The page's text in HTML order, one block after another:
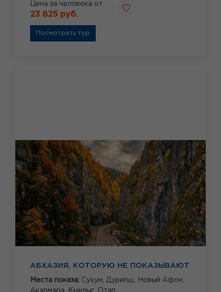
Цена за человека от
23 825 руб.
Посмотреть тур
АБХАЗИЯ, КОТОРУЮ НЕ ПОКАЗЫВАЮТ
Места показа: Сухум, Дурипш,
Новый Афон,
Акармара,
Кындыг, Отап